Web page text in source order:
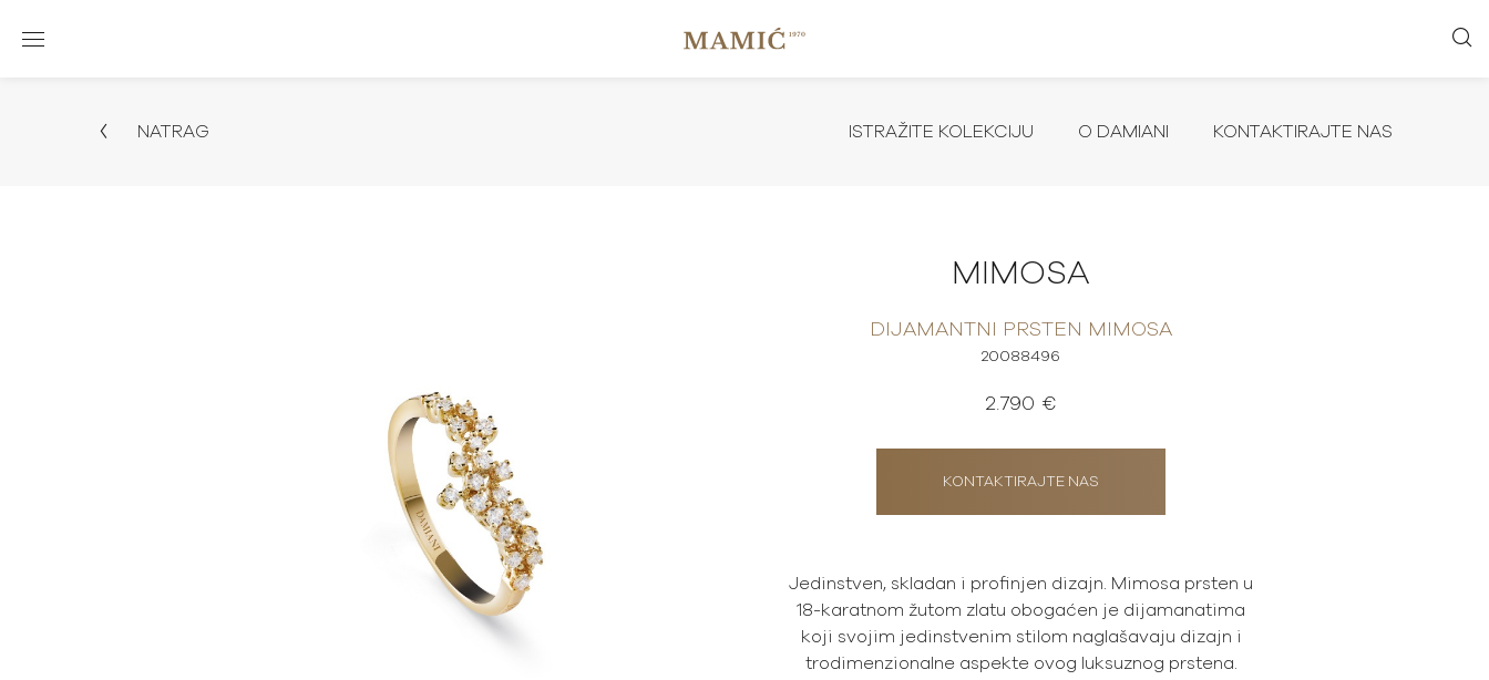
NATRAG ISTRAŽITE KOLEKCIJU O DAMIANI KONTAKTIRAJTE NAS
MIMOSA
DIJAMANTNI PRSTEN MIMOSA
20088496
2.790 €
KONTAKTIRAJTE NAS
Jedinstven, skladan i profinjen dizajn. Mimosa prsten u
18-karatnom žutom zlatu obogaćen je dijamanatima
koji svojim jedinstvenim stilom naglašavaju dizajn i
trodimenzionalne aspekte ovog luksuznog prstena.